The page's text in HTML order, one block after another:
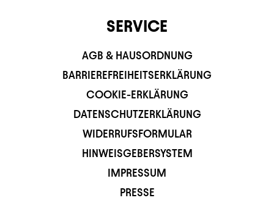
SERVICE
AGB & HAUSORDNUNG
BARRIEREFREIHEITSERKLÄRUNG
COOKIE-ERKLÄRUNG
DATENSCHUTZERKLÄRUNG
WIDERRUFSFORMULAR
HINWEISGEBERSYSTEM
IMPRESSUM
PRESSE